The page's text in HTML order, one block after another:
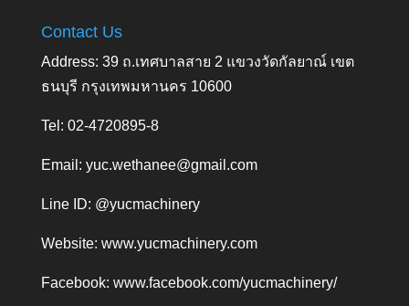
Contact Us
Address: 39 ถ.เทศบาลสาย 2 แขวงวัดกัลยาณ์ เขต
ธนบุรี กรุงเทพมหานคร 10600
Tel: 02-4720895-8
Email: yuc.wethanee@gmail.com
Line ID: @yucmachinery
Website: www.yucmachinery.com
Facebook: www.facebook.com/yucmachinery/